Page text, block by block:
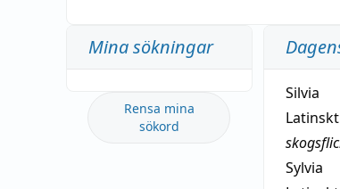
Mina sökningar
Rensa mina
sökord
Silvia
Sylvia